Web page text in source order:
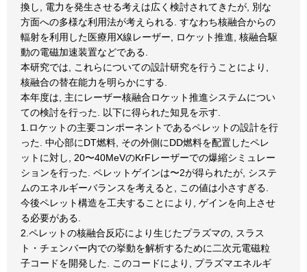
換し, 電力を発生させる考えは広く検討されてきたが, 別な
方面への多様な利用法が考えられる. すなわち核融合からの
輻射を利用した医療用X線レーザー, ロケット推進, 核融合駆
動の電磁加速装置などである.
本研究では, これらについての設計研究を行うことにより,
核融合の替在能力を明らかにする.
本年度は, 主にレーザー核融合ロケット推進システムについ
ての検討を行った. 以下に得られた知見を示す.
1.ロケットの主要コンポーネントであるペレットの設計を行
った. 中心部にDT燃料, その外側にDD燃料を配置したペレ
ットに対し, 20〜40MeVのKrFレーザーでの爆縮シミュレー
ションを行った. ペレットゲインは〜2が得られたが, システ
ムのエネルギーバランスを考えると, この値は小さすぎる.
今後ペレット構造を工夫することにより, ゲインを向上させ
る必要がある.
2.ペレットの核融合反応により生じたプラズマの, スラス
ト・チェンバー内での挙動を解析するために二次元電磁粒
子コードを開発した. このコードにより, プラズマエネルギ